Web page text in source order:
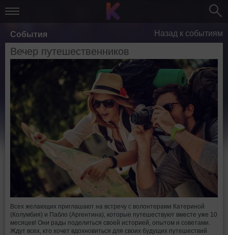
События Назад к событиям
Вечер путешественников
Всех желающих приглашают на встречу с волонтерами Катериной
(Колумбия) и Пабло (Аргентина), которые путешествуют вместе уже 10
месяцев! Они рады поделиться своей историей, опытом и советами.
Ждут всех, кто хочет вдохновиться для своих будущих путешествий